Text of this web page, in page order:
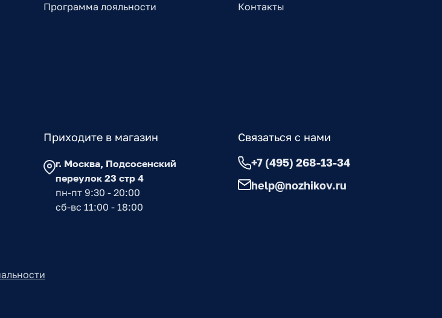
Программа лояльности
Контакты
Приходите в магазин
г. Москва, Подсосенский
переулок 23 стр 4
пн-пт 9:30 - 20:00
сб-вс 11:00 - 18:00
Связаться с нами
+7 (495) 268-13-34
help@nozhikov.ru